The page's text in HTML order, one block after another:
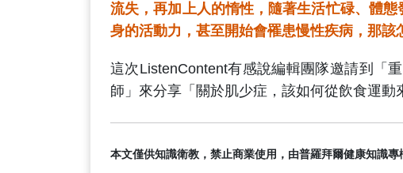
流失，再加上人的惰性，隨著生活忙碌、體
身的活動力，甚至開始會罹患慢性疾病，那該
這次ListenContent有感說編輯團隊邀請到「
師」來分享「關於肌少症，該如何從飲食運動
本文僅供知識衛教，禁止商業使用，由普羅拜爾健康知識專